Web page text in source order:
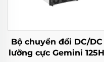
Bộ chuyển đổi DC/DC
lưỡng cực Gemini 125H